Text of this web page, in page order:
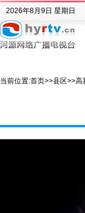
2026年8月9日 星期日
当前位置:首页>>县区>>高